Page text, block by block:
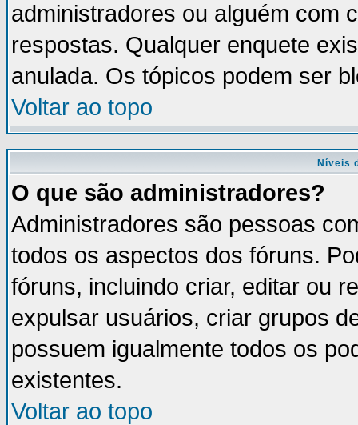
administradores ou alguém com
respostas. Qualquer enquete
anulada. Os tópicos podem ser
Voltar ao topo
Níveis
O que são administradores?
Administradores são pessoas
todos os aspectos dos fóruns.
fóruns, incluindo criar, editar ou
expulsar usuários, criar grupos
possuem igualmente todos os
existentes.
Voltar ao topo